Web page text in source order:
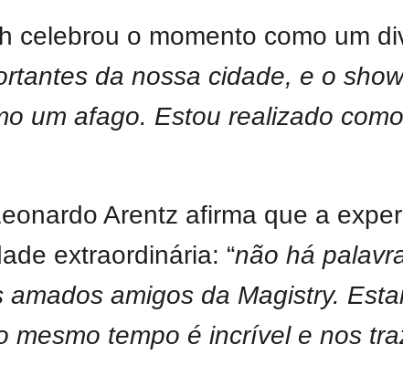
celebrou o momento como um
da nossa cidade, e o
um afago. Estou realizado
Arentz afirma que a
extraordinária: “não há
amigos da Magistry.
mesmo tempo é incrível e nos